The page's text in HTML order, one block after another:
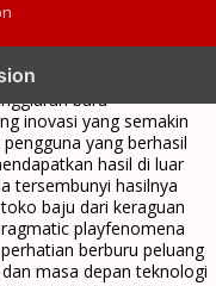
kunci analisis data
arah baru
inovasi yang semakin
yang berhasil
hasil di luar
tersembunyi hasilnya
baju dari keraguan
playfenomena
berburu peluang
masa depan teknologi